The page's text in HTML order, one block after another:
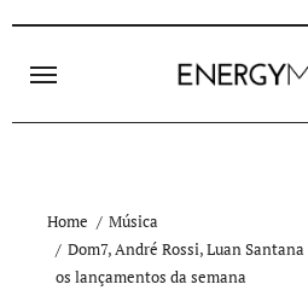
content
Home
Música
Dom7, André Rossi, Luan
os lançamentos da semana